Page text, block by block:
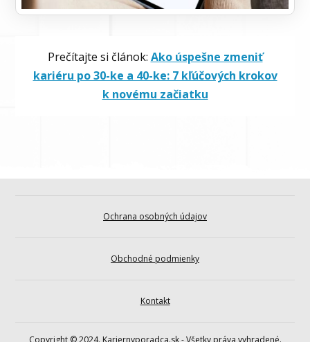
Prečítajte si článok: Ako úspešne zmeniť
kariéru po 30-ke a 40-ke: 7 kľúčových krokov
k novému začiatku
Ochrana osobných údajov
Obchodné podmienky
Kontakt
Copyright © 2024. Kariernyporadca.sk - Všetky práva vyhradené.